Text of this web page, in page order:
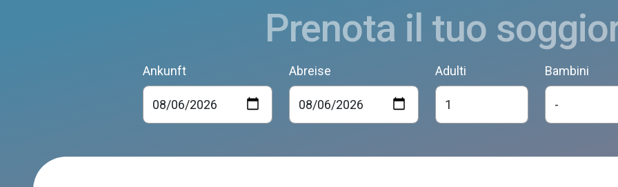
Prenota il tuo
Ankunft Abreise Adulti Bambini